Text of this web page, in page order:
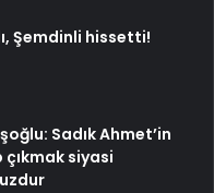
Şemdinli hissetti!
Sadık Ahmet’in
çıkmak siyasi